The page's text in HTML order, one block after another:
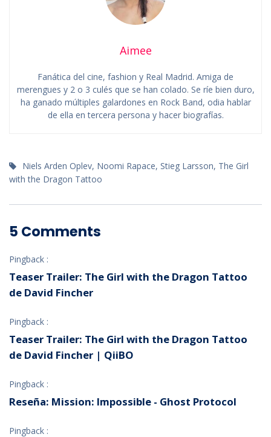
Aimee
Fanática del cine, fashion y Real Madrid. Amiga de
merengues y 2 o 3 culés que se han colado. Se ríe bien duro,
ha ganado múltiples galardones en Rock Band, odia hablar
de ella en tercera persona y hacer biografías.
Niels Arden Oplev, Noomi Rapace, Stieg Larsson, The Girl
with the Dragon Tattoo
5 Comments
Pingback :
Teaser Trailer: The Girl with the Dragon Tattoo
de David Fincher
Pingback :
Teaser Trailer: The Girl with the Dragon Tattoo
de David Fincher | QiiBO
Pingback :
Reseña: Mission: Impossible - Ghost Protocol
Pingback :